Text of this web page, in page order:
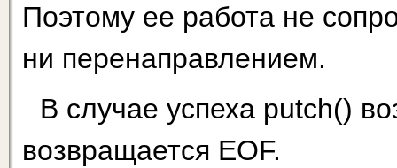
Поэтому ее работа не
ни перенаправлением.
В случае успеха putch()
возвращается EOF.